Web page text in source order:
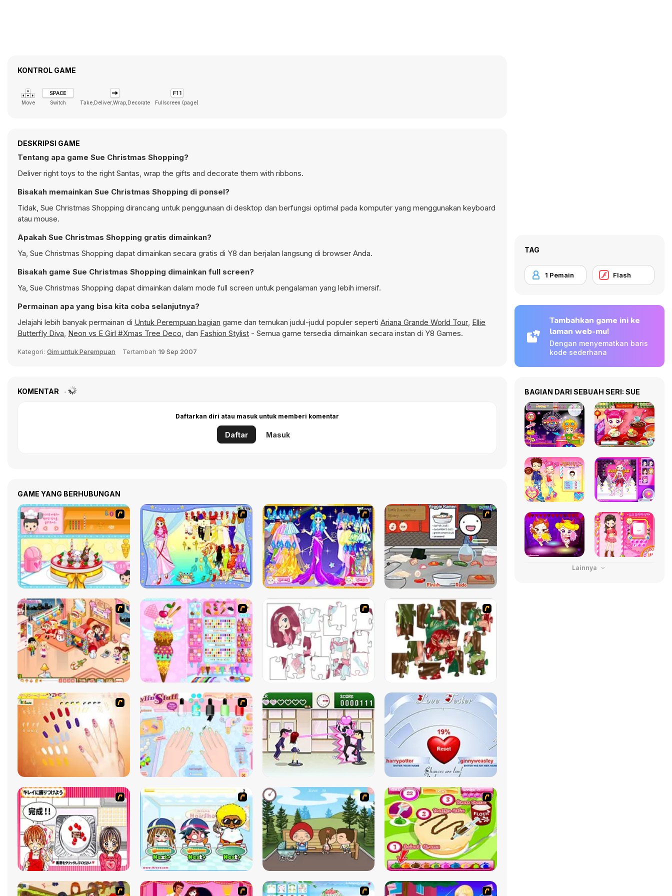
KONTROL GAME
Move Switch Take,Deliver,Wrap,Decorate Fullscreen (page)
DESKRIPSI GAME
Tentang apa game Sue Christmas Shopping?
Deliver right toys to the right Santas, wrap the gifts and decorate them with ribbons.
Bisakah memainkan Sue Christmas Shopping di ponsel?
Tidak, Sue Christmas Shopping dirancang untuk penggunaan di desktop dan berfungsi optimal pada komputer yang menggunakan keyboard
atau mouse.
Apakah Sue Christmas Shopping gratis dimainkan?
Ya, Sue Christmas Shopping dapat dimainkan secara gratis di Y8 dan berjalan langsung di browser Anda.
Bisakah game Sue Christmas Shopping dimainkan full screen?
Ya, Sue Christmas Shopping dapat dimainkan dalam mode full screen untuk pengalaman yang lebih imersif.
Permainan apa yang bisa kita coba selanjutnya?
Jelajahi lebih banyak permainan di Untuk Perempuan bagian game dan temukan judul-judul populer seperti Ariana Grande World Tour, Ellie
Butterfly Diva, Neon vs E Girl #Xmas Tree Deco, dan Fashion Stylist - Semua game tersedia dimainkan secara instan di Y8 Games.
Kategori: Gim untuk Perempuan Tertambah 19 Sep 2007
KOMENTAR
Daftarkan diri atau masuk untuk memberi komentar
Daftar Masuk
GAME YANG BERHUBUNGAN
TAG
1 Pemain Flash
Tambahkan game ini ke
laman web-mu!
Dengan menyematkan baris
kode sederhana
BAGIAN DARI SEBUAH SERI: SUE
Lainnya